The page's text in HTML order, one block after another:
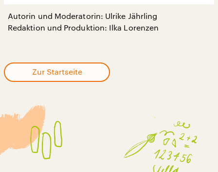
Autorin und Moderatorin: Ulrike Jährling
Redaktion und Produktion: Ilka Lorenzen
Zur Startseite